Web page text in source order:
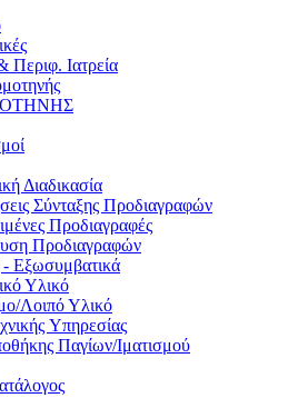
Περιφ. Ιατρεία
Διαδικασία
Σύνταξης Προδιαγραφών
Προδιαγραφές
Προδιαγραφών
Εξωσυμβατικά
Υλικό
Λοιπό Υλικό
Yπηρεσίας
Παγίων/Ιματισμού